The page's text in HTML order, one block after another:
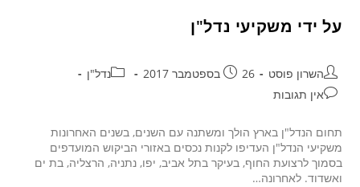
על ידי משקיעי נדל"ן
השרון פוסט 26 בספטמבר 2017
נדל"ן
אין תגובות
תחום הנדל"ן בארץ הולך ומשתנה עם השנים, בשנים האחרונות
משקיעי הנדל"ן העדיפו לקנות נכסים באזורי הביקוש המועדפים
בסמוך לרצועת החוף, בעיקר בתל אביב, יפו, נתניה, הרצליה, בת ים
ואשדוד. לאחרונה…